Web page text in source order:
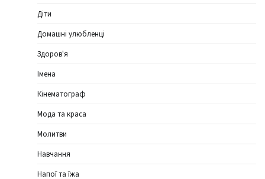
Діти
Домашні улюбленці
Здоров'я
Імена
Кінематограф
Мода та краса
Молитви
Навчання
Напої та їжа